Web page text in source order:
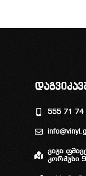
555 71 74
ვაჟა
კორპუსი